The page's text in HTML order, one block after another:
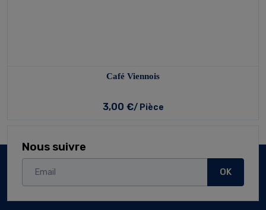
Café Viennois
3,00 €/ Pièce
Nous suivre
OK